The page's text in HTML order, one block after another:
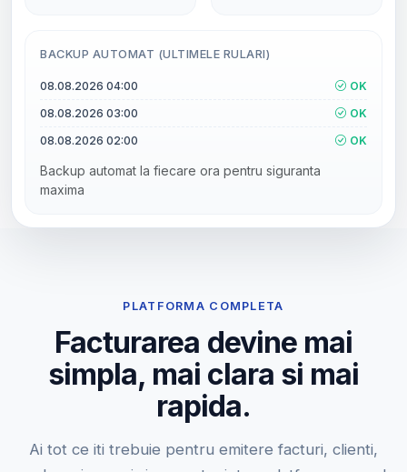
BACKUP AUTOMAT (ULTIMELE RULARI)
08.08.2026 04:00
OK
08.08.2026 03:00
OK
08.08.2026 02:00
OK
Backup automat la fiecare ora pentru siguranta
maxima
PLATFORMA COMPLETA
Facturarea devine mai
simpla, mai clara si mai
rapida.
Ai tot ce iti trebuie pentru emitere facturi, clienti,